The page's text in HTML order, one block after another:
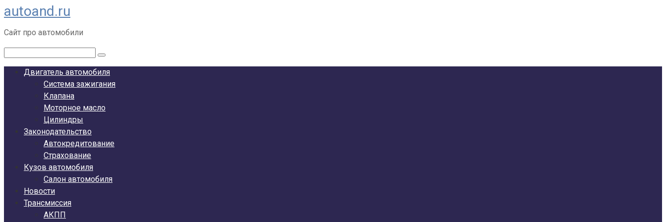
Перейти
к
контенту
autoand.ru
Сайт про автомобили
Двигатель автомобиля
Система зажигания
Клапана
Моторное масло
Цилиндры
Законодательство
Автокредитование
Страхование
Кузов автомобиля
Салон автомобиля
Новости
Трансмиссия
АКПП